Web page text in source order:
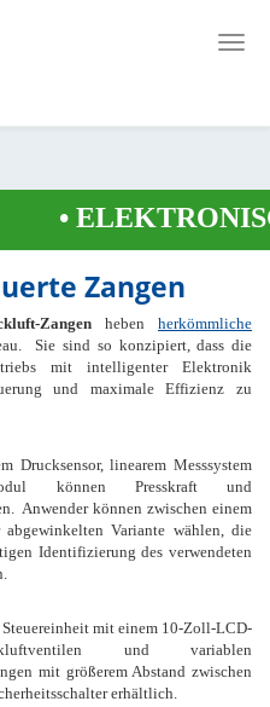
Zangen
Zangen hebenherkömmliche
Sie sind so konzipiert, dass die
mit intelligenter Elektronik
und maximale Effizienz zu
Drucksensor, linearem Messsystem
können Presskraft und
Anwender können zwischen einem
Variante wählen, die
Identifizierung des verwendeten
mit einem 10-Zoll-LCD-
und variablen
mit größerem Abstand zwischen
erhältlich.